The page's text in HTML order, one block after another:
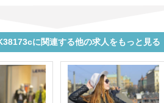
に関連する他の求人をもっと見る